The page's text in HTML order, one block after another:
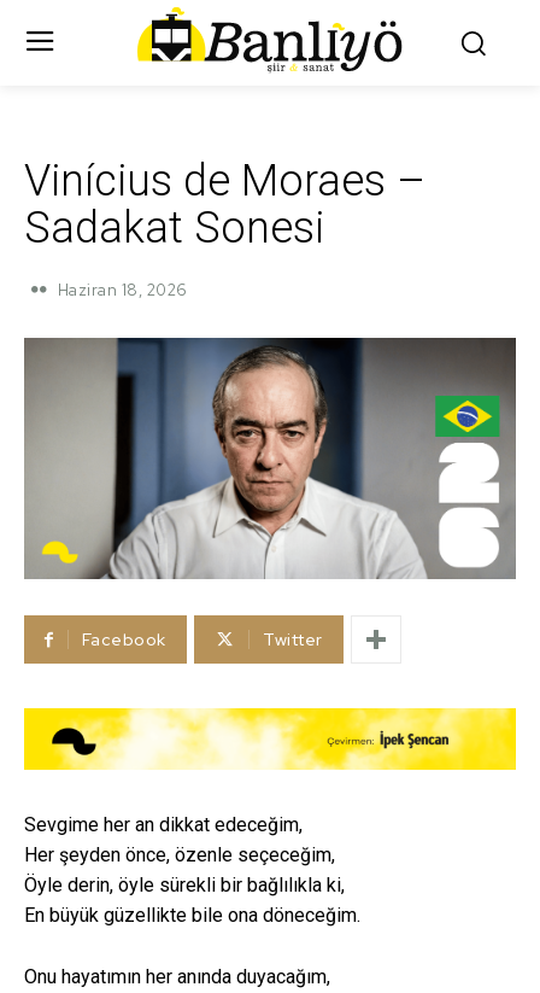
Vinícius de Moraes –
Sadakat Sonesi
Haziran 18, 2026
Facebook Twitter
Sevgime her an dikkat edeceğim,
Her şeyden önce, özenle seçeceğim,
Öyle derin, öyle sürekli bir bağlılıkla ki,
En büyük güzellikte bile ona döneceğim.
Onu hayatımın her anında duyacağım,